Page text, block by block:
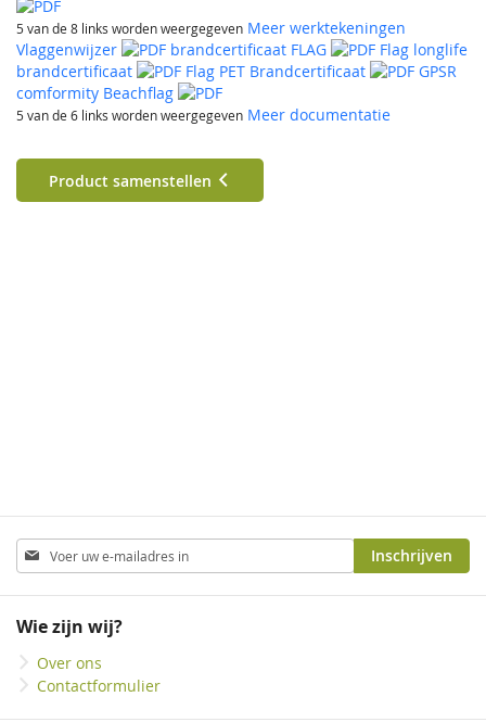
5 van de 8 links worden weergegeven Meer werktekeningen
Vlaggenwijzer
brandcertificaat FLAG
Flag longlife
brandcertificaat
Flag PET Brandcertificaat
GPSR
comformity Beachflag
5 van de 6 links worden weergegeven Meer documentatie
Product samenstellen
Abonneer
u
op
nieuwsbrief
Inschrijven
Wie zijn wij?
Over ons
Contactformulier